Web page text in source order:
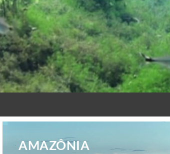
AMAZÔNIA